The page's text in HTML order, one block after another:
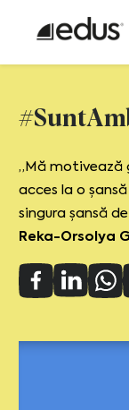
„Mă motivează
acces la o
singura șansă
Reka-Orsolya